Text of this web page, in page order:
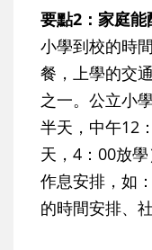
要點2：家庭
小學到校的時
餐，上學的交
之一。公立小
半天，中午12
天，4：00放
作息安排，如
的時間安排、